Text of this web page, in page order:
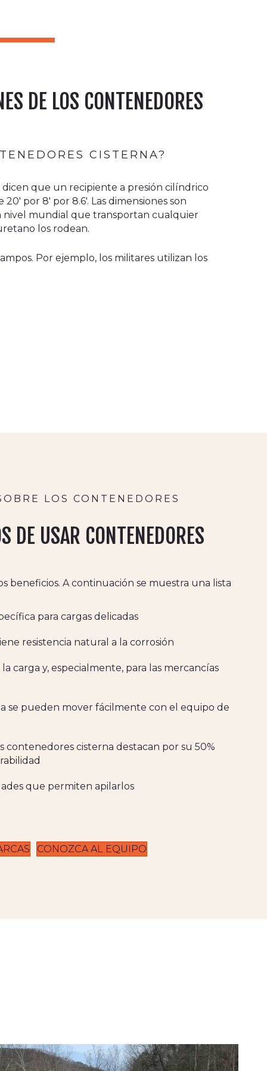
DE LOS CONTENEDORES
CISTERNA?
dicen que un recipiente a presión cilíndrico
por 8' por 8.6'. Las dimensiones son
nivel mundial que transportan cualquier
los rodean.
Por ejemplo, los militares utilizan los
LOS CONTENEDORES
DE USAR CONTENEDORES
beneficios. A continuación se muestra una lista
para cargas delicadas
resistencia natural a la corrosión
carga y, especialmente, para las mercancías
se pueden mover fácilmente con el equipo de
contenedores cisterna destacan por su 50%
que permiten apilarlos
CONOZCA AL EQUIPO